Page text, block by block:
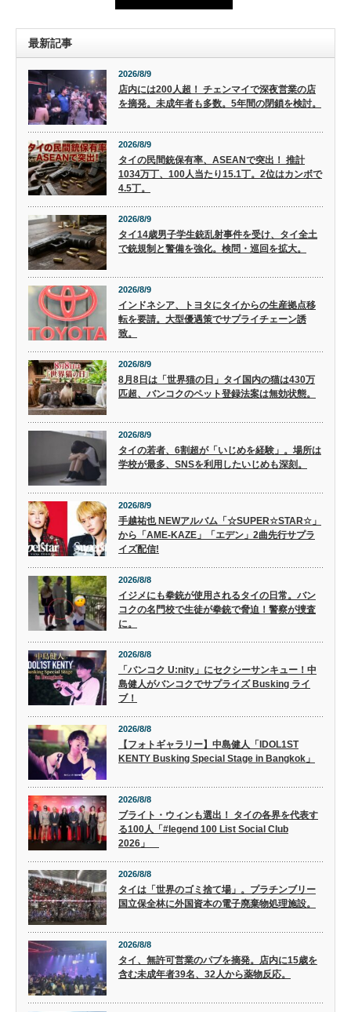
最新記事
2026/8/9
店内には200人超！ チェンマイで深夜営業の店
を摘発。未成年者も多数。5年間の閉鎖を検討。
2026/8/9
タイの民間銃保有率、ASEANで突出！ 推計
1034万丁、100人当たり15.1丁。2位はカンボで
4.5丁。
2026/8/9
タイ14歳男子学生銃乱射事件を受け、タイ全土
で銃規制と警備を強化。検問・巡回を拡大。
2026/8/9
インドネシア、トヨタにタイからの生産拠点移
転を要請。大型優遇策でサプライチェーン誘
致。
2026/8/9
8月8日は「世界猫の日」タイ国内の猫は430万
匹超、バンコクのペット登録法案は無効状態。
2026/8/9
タイの若者、6割超が「いじめを経験」。場所は
学校が最多、SNSを利用したいじめも深刻。
2026/8/9
手越祐也 NEWアルバム「☆SUPER☆STAR☆」
から「AME-KAZE」「エデン」2曲先行サプラ
イズ配信!
2026/8/8
イジメにも拳銃が使用されるタイの日常。バン
コクの名門校で生徒が拳銃で脅迫！警察が捜査
に。
2026/8/8
「バンコク U:nity」にセクシーサンキュー！中
島健人がバンコクでサプライズ Busking ライ
ブ！
2026/8/8
【フォトギャラリー】中島健人「IDOL1ST
KENTY Busking Special Stage in Bangkok」
2026/8/8
ブライト・ウィンも選出！ タイの各界を代表す
る100人「#legend 100 List Social Club
2026」
2026/8/8
タイは「世界のゴミ捨て場」。プラチンブリー
国立保全林に外国資本の電子廃棄物処理施設。
2026/8/8
タイ、無許可営業のパブを摘発。店内に15歳を
含む未成年者39名、32人から薬物反応。